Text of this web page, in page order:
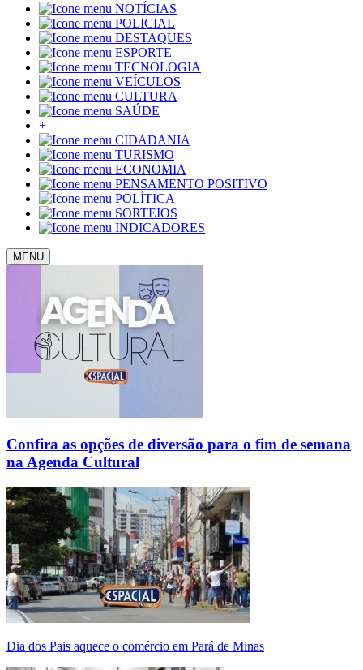
NOTÍCIAS
POLICIAL
DESTAQUES
ESPORTE
TECNOLOGIA
VEÍCULOS
CULTURA
SAÚDE
+
CIDADANIA
TURISMO
ECONOMIA
PENSAMENTO POSITIVO
POLÍTICA
SORTEIOS
INDICADORES
MENU
Confira as opções de diversão para o fim de semana
na Agenda Cultural
Dia dos Pais aquece o comércio em Pará de Minas